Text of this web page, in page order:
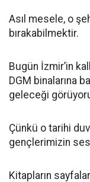
Asıl mesele, o
bırakabilmektir.
Bugün İzmir’in
DGM binalarına
geleceği
Çünkü o tarihi
gençlerimizin
Kitapların